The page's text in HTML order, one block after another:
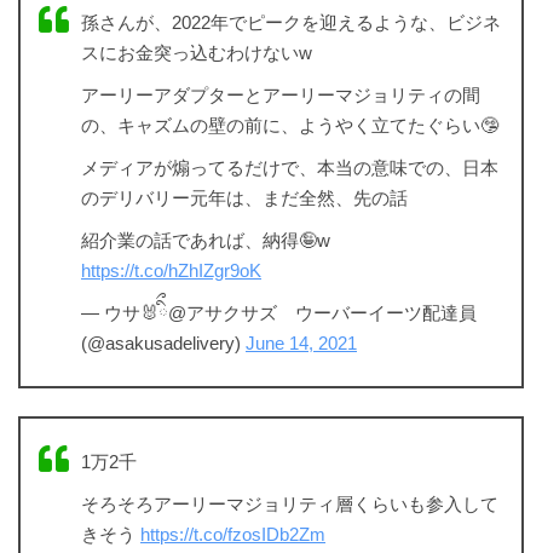
孫さんが、2022年でピークを迎えるような、ビジネ
スにお金突っ込むわけないw
アーリーアダプターとアーリーマジョリティの間
の、キャズムの壁の前に、ようやく立てたぐらい🤥
メディアが煽ってるだけで、本当の意味での、日本
のデリバリー元年は、まだ全然、先の話
紹介業の話であれば、納得🤪w
https://t.co/hZhIZgr9oK
— ウサ🐰ིྀ@アサクサズ ウーバーイーツ配達員
(@asakusadelivery) June 14, 2021
1万2千
そろそろアーリーマジョリティ層くらいも参入して
きそう https://t.co/fzosIDb2Zm